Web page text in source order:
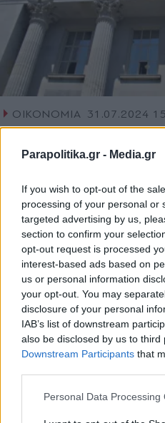
Parapolitika.gr - Media.gr
If you wish to opt-out of the
processing of your personal or
targeted advertising by us,
section to confirm your
opt-out request is processed
interest-based ads based on
us or personal information
your opt-out. You may
disclosure of your personal
IAB’s list of downstream
also be disclosed by us to third
Downstream Participants that
Personal Data Processing
ΟΙΚΟΝΟΜΙΑ 31.07.2024
PARAPOLITIKA NEWSROOM
Τράπεζα της
ελληνικά κρατικά
Εγγραφή